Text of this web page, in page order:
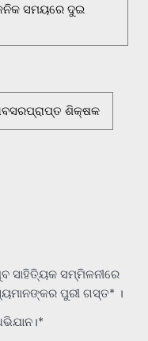
ସମୟରେ ଦୁଇ
ଶିକ୍ଷକ
ସାହିତ୍ୟିକ ସମ୍ମିଳନୀରେ
ପୁରୀ ଗସ୍ତ* ।